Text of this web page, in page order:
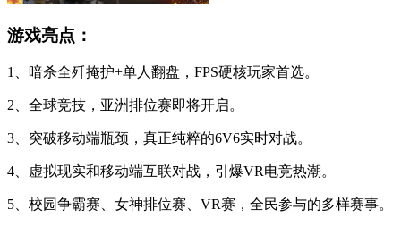
游戏亮点：
1、暗杀全歼掩护+单人翻盘，FPS硬核玩家首选。
2、全球竞技，亚洲排位赛即将开启。
3、突破移动端瓶颈，真正纯粹的6V6实时对战。
4、虚拟现实和移动端互联对战，引爆VR电竞热潮。
5、校园争霸赛、女神排位赛、VR赛，全民参与的多样赛事。